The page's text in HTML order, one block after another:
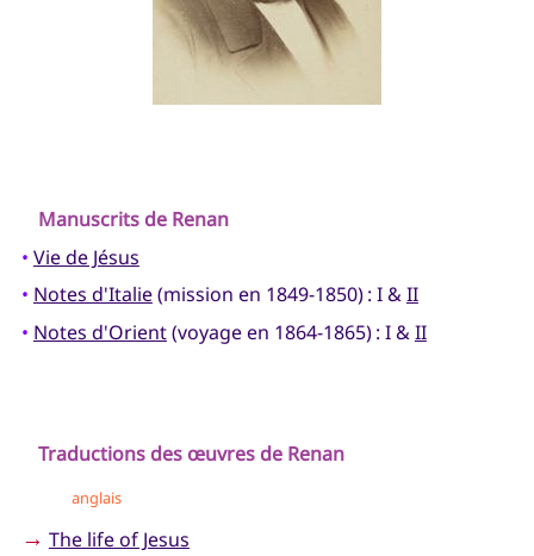
Manuscrits de Renan
• Vie de Jésus
• Notes d'Italie(mission en 1849-1850) : I &II
• Notes d'Orient(voyage en 1864-1865) : I &II
Traductions des œuvres de Renan
anglais
→ The life of Jesus